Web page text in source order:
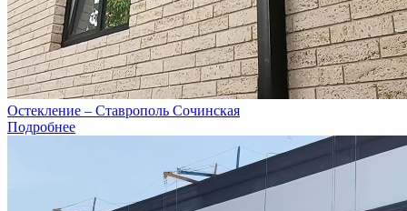
Остекление – Ставрополь Сочинская
Подробнее